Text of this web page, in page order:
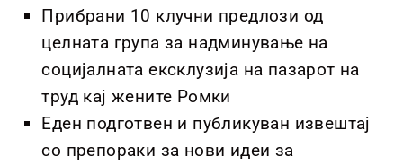
Прибрани 10 клучни предлози од
целната група за надминување на
социјалната ексклузија на пазарот на
труд кај жените Ромки
Еден подготвен и публикуван извештај
со препораки за нови идеи за